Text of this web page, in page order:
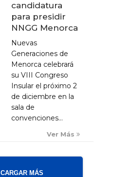
candidatura
para presidir
NNGG Menorca
Nuevas
Generaciones de
Menorca celebrará
su VIII Congreso
Insular el próximo 2
de diciembre en la
sala de
convenciones...
Ver Más
CARGAR MÁS